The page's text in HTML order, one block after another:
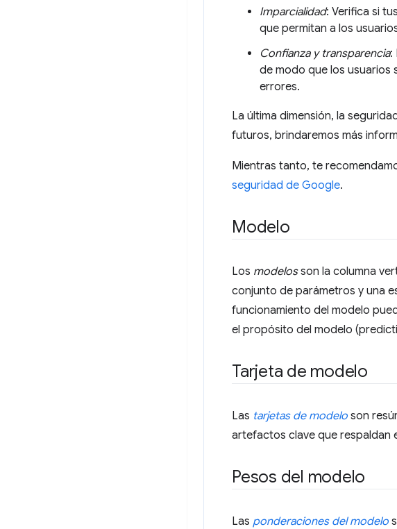
Imparcialidad: Verifica si
que permitan a los
Confianza y transparencia:
de modo que los usuarios
errores.
La última dimensión, la
futuros, brindaremos más
Mientras tanto, te
seguridad de Google.
Modelo
Los modelosson la columna
conjunto de parámetros y una
funcionamiento del modelo
el propósito del modelo
Tarjeta de modelo
Las tarjetas de modelo son
artefactos clave que respaldan
Pesos del modelo
Las ponderaciones del modelo